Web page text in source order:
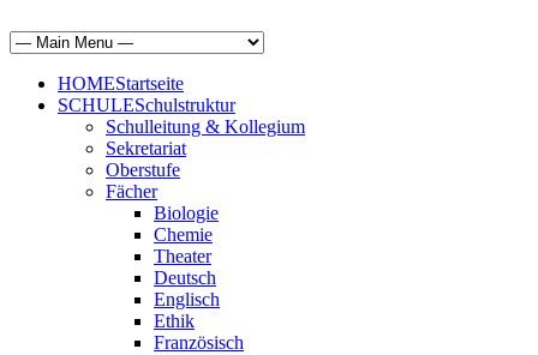
HOMEStartseite
SCHULESchulstruktur
Schulleitung & Kollegium
Sekretariat
Oberstufe
Fächer
Biologie
Chemie
Theater
Deutsch
Englisch
Ethik
Französisch